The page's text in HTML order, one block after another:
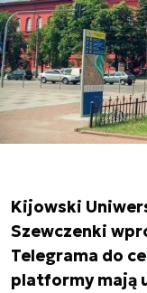
Kijowski
Szewczenki
Telegrama do
platformy mają